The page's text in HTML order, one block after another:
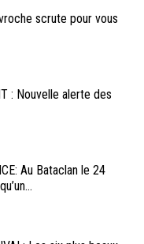
scrute pour vous
: Nouvelle alerte des
Au Bataclan le 24